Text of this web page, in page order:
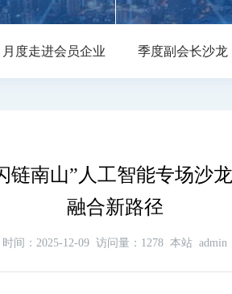
月度走进会员企业 季度副会长沙龙
链南山”人工智能专场沙
融合新路径
时间：2025-12-09 访问量：1278 本站 admin